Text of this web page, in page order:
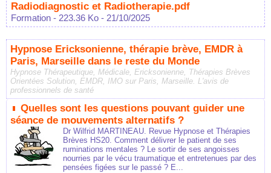
Radiodiagnostic et Radiotherapie.pdf
Formation - 223.36 Ko - 21/10/2025
Hypnose Ericksonienne, thérapie brève, EMDR à
Paris, Marseille dans le reste du Monde
Hypnose Thérapeutique, Médicale, Ericksonienne, Thérapies Brèves
Orientées Solution, EMDR, IMO sur Paris, Marseille. L'avis de
professionnels de santé
Quelles sont les questions pouvant guider une
séance de mouvements alternatifs ?
Dr Wilfrid MARTINEAU. Revue Hypnose et Thérapies
Brèves HS20. Comment délivrer le patient de ses
ruminations mentales ? Le sortir de ses angoisses
nourries par le vécu traumatique et entretenues par des
pensées figées sur le passé ? E...